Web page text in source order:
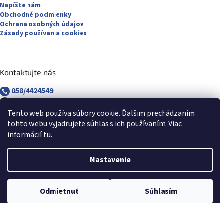
Tento web používa súbory cookie. Ďalším prechádzaním
tohto webu vyjadrujete súhlas s ich používaním. Viac
informáciítu.
Nastavenie
Odmietnuť Súhlasím
Napíšte nám
Obchodné podmienky
Ochrana osobných údajov
Zásady používania cookies
Kontaktujte nás
058/4424549
revuca@majsterpapier.sk
Vytvoril Shoptet
Copyright 2026Majsterpapier.sk . Všetky práva vyhradené.